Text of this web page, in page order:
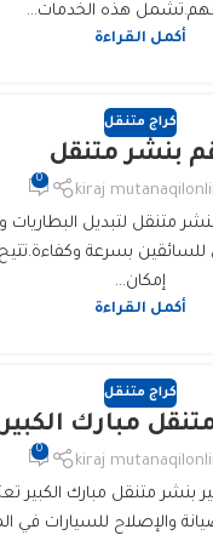
هذه الخدمات...
أكمل القراءة
كراج متنقل
بنشر متنقل
kiraj
0
متنقل لتبديل البطاريات
للسائقين بسرعة
إمكان...
أكمل القراءة
كراج متنقل
مبارك الكبير
kiraj
0
بنشر متنقل مبارك الكبير
والإصلاح للسيارات في